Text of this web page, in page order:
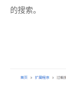
的搜索。